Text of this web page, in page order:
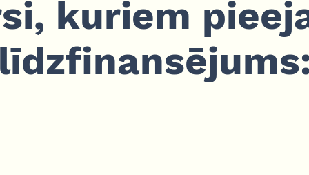
kuriem